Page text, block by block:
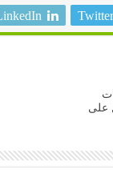
Twitter
على